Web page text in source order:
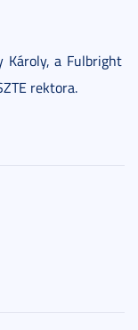
Károly, a Fulbright
rektora.